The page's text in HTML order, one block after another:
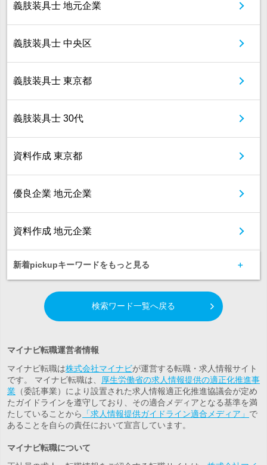
義肢装具士 地元企業
義肢装具士 中央区
義肢装具士 東京都
義肢装具士 30代
資料作成 東京都
優良企業 地元企業
資料作成 地元企業
新着pickupキーワードをもっと見る
検索ワード一覧へ戻る
マイナビ転職運営者情報
マイナビ転職は株式会社マイナビが運営する転職・求人情報サイト
です。 マイナビ転職は、
厚生労働省の求人情報提供の適正化推進事
業 （委託事業）により設置された求人情報適正化推進協議会が定め
たガイドラインを遵守しており、その適合メディアとなる基準を満
たしていることから
「求人情報提供ガイドライン適合メディア」 で
あることを自らの責任において宣言しています。
マイナビ転職について